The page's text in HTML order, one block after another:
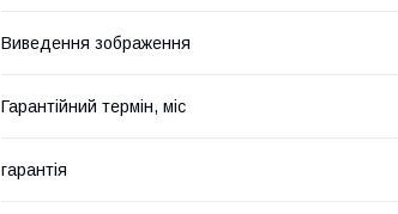
Виведення зображення
Гарантійний термін, міс
гарантія